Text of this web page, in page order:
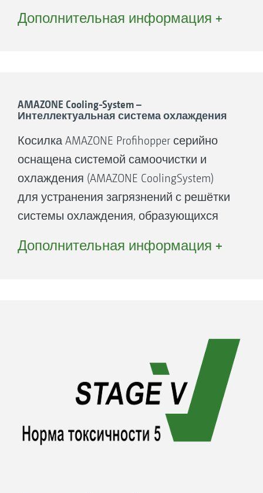
не требуется DEF-реагент (Diesel Exhaust
Дополнительная информация +
AMAZONE Cooling-System –
Интеллектуальная система охлаждения
Косилка AMAZONE Profihopper серийно
оснащена системой самоочистки и
охлаждения (AMAZONE CoolingSystem)
для устранения загрязнений с решётки
системы охлаждения, образующихся
Дополнительная информация +